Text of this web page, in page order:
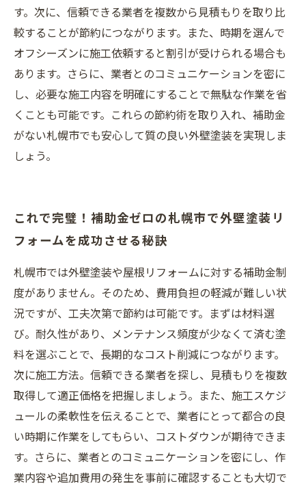
す。次に、信頼できる業者を複数から見積もりを取り比
較することが節約につながります。また、時期を選んで
オフシーズンに施工依頼すると割引が受けられる場合も
あります。さらに、業者とのコミュニケーションを密に
し、必要な施工内容を明確にすることで無駄な作業を省
くことも可能です。これらの節約術を取り入れ、補助金
がない札幌市でも安心して質の良い外壁塗装を実現しま
しょう。
これで完璧！補助金ゼロの札幌市で外壁塗装リ
フォームを成功させる秘訣
札幌市では外壁塗装や屋根リフォームに対する補助金制
度がありません。そのため、費用負担の軽減が難しい状
況ですが、工夫次第で節約は可能です。まずは材料選
び。耐久性があり、メンテナンス頻度が少なくて済む塗
料を選ぶことで、長期的なコスト削減につながります。
次に施工方法。信頼できる業者を探し、見積もりを複数
取得して適正価格を把握しましょう。また、施工スケジ
ュールの柔軟性を伝えることで、業者にとって都合の良
い時期に作業をしてもらい、コストダウンが期待できま
す。さらに、業者とのコミュニケーションを密にし、作
業内容や追加費用の発生を事前に確認することも大切で